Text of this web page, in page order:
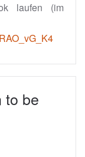
laufen (im
to be